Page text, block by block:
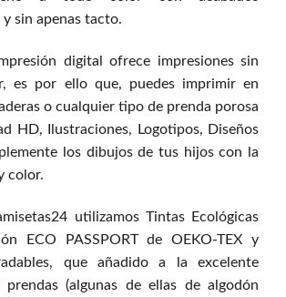
sin apenas tacto.
digital ofrece impresiones sin
es por ello que, puedes imprimir en
o cualquier tipo de prenda porosa
HD, Ilustraciones, Logotipos, Diseños
los dibujos de tus hijos con la
color.
utilizamos Tintas Ecológicas
ECO PASSPORT de OEKO-TEX y
que añadido a la excelente
(algunas de ellas de algodón